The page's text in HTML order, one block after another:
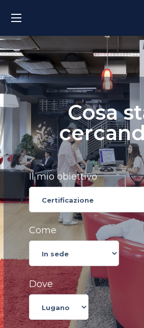
Cosa
Il mio obiettivo
Come
Dove